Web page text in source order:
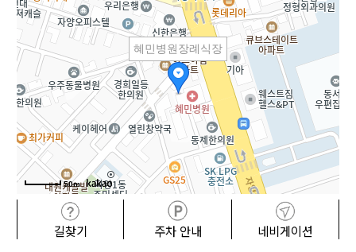
혜민병원장례식장
50m
길찾기 주차 안내 네비게이션